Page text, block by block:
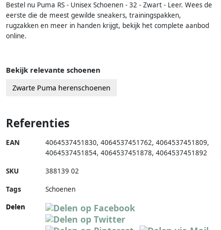
Bestel nu Puma RS - Unisex Schoenen - 32 - Zwart - Leer. Wees de
eerste die de meest gewilde sneakers, trainingspakken,
rugzakken en meer in handen krijgt, bekijk het complete aanbod
online.
Bekijk relevante schoenen
Zwarte Puma herenschoenen
Referenties
EAN 4064537451830, 4064537451762, 4064537451809,
4064537451854, 4064537451878, 4064537451892
SKU 388139 02
Tags
Schoenen
Delen